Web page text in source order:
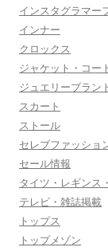
インスタグラマー
インナー
クロックス
ジャケット・コー
ジュエリーブラン
スカート
ストール
セレブファッショ
セール情報
タイツ・レギンス
テレビ・雑誌掲載
トップス
トップメゾン